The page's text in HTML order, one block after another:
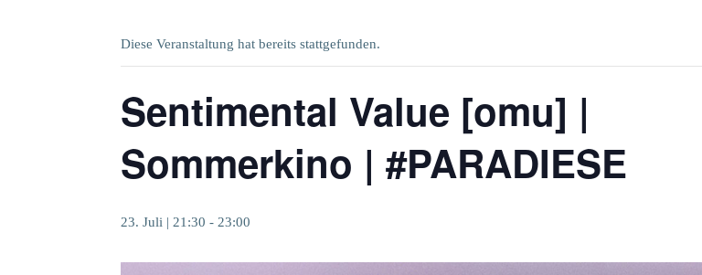
Diese Veranstaltung hat bereits stattgefunden.
Sentimental Value [omu] |
Sommerkino | #PARADIESE
23. Juli | 21:30 - 23:00